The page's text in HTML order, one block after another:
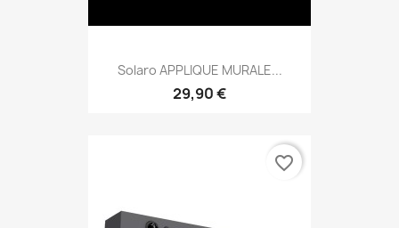
Solaro APPLIQUE MURALE...
29,90 €
favorite_border